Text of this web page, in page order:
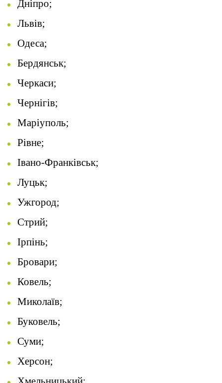
Дніпро;
Львів;
Одеса;
Бердянськ;
Черкаси;
Чернігів;
Маріуполь;
Рівне;
Івано-Франківськ;
Луцьк;
Ужгород;
Стрий;
Ірпінь;
Бровари;
Ковель;
Миколаїв;
Буковель;
Суми;
Херсон;